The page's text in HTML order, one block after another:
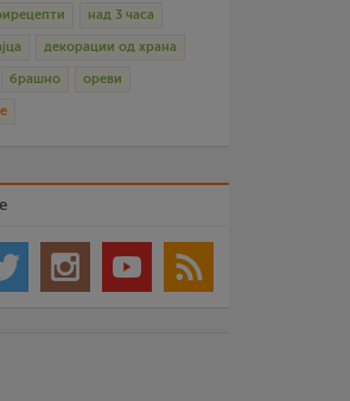
над 3 часа
декорации од храна
брашно ореви